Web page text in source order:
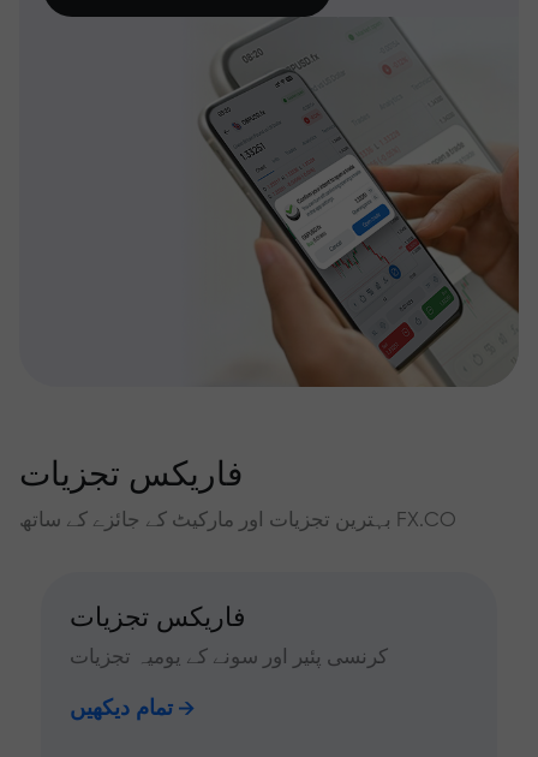
فاریکس تجزیات
بہترین تجزیات اور مارکیٹ کے جائزے کے ساتھ FX.CO
فاریکس تجزیات
کرنسی پئیر اور سونے کے یومیہ تجزیات
تمام دیکھیں